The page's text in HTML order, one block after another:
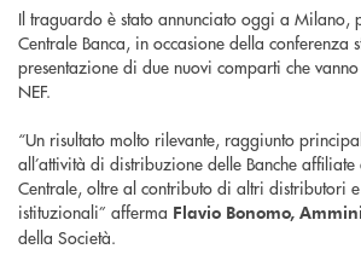
Il traguardo è stato annunciato oggi a Milano,
Centrale Banca, in occasione della conferenza
presentazione di due nuovi comparti che
NEF.
“Un risultato molto rilevante, raggiunto
all’attività di distribuzione delle Banche
Centrale, oltre al contributo di altri distributori
istituzionali” afferma Flavio Bonomo,
della Società.